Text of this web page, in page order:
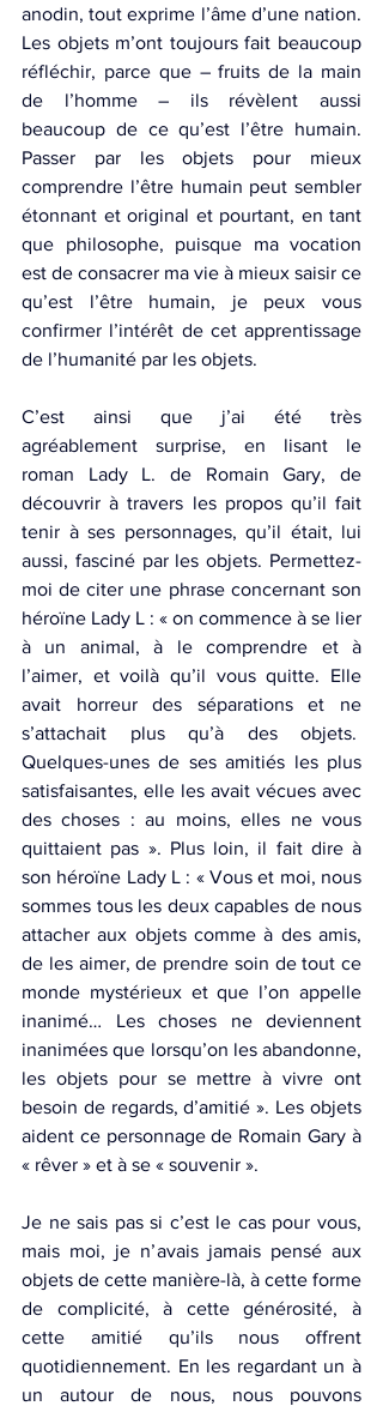
anodin, tout exprime l’âme d’une nation.
Les objets m’ont toujours fait beaucoup
réfléchir, parce que – fruits de la main
de l’homme – ils révèlent aussi
beaucoup de ce qu’est l’être humain.
Passer par les objets pour mieux
comprendre l’être humain peut sembler
étonnant et original et pourtant, en tant
que philosophe, puisque ma vocation
est de consacrer ma vie à mieux saisir ce
qu’est l’être humain, je peux vous
confirmer l’intérêt de cet apprentissage
de l’humanité par les objets.
C’est ainsi que j’ai été très
agréablement surprise, en lisant le
roman Lady L. de Romain Gary, de
découvrir à travers les propos qu’il fait
tenir à ses personnages, qu’il était, lui
aussi, fasciné par les objets. Permettez-
moi de citer une phrase concernant son
héroïne Lady L : « on commence à se lier
à un animal, à le comprendre et à
l’aimer, et voilà qu’il vous quitte. Elle
avait horreur des séparations et ne
s’attachait plus qu’à des objets.
Quelques-unes de ses amitiés les plus
satisfaisantes, elle les avait vécues avec
des choses : au moins, elles ne vous
quittaient pas ». Plus loin, il fait dire à
son héroïne Lady L : « Vous et moi, nous
sommes tous les deux capables de nous
attacher aux objets comme à des amis,
de les aimer, de prendre soin de tout ce
monde mystérieux et que l’on appelle
inanimé… Les choses ne deviennent
inanimées que lorsqu’on les abandonne,
les objets pour se mettre à vivre ont
besoin de regards, d’amitié ». Les objets
aident ce personnage de Romain Gary à
« rêver » et à se « souvenir ».
Je ne sais pas si c’est le cas pour vous,
mais moi, je n’avais jamais pensé aux
objets de cette manière-là, à cette forme
de complicité, à cette générosité, à
cette amitié qu’ils nous offrent
quotidiennement. En les regardant un à
un autour de nous, nous pouvons